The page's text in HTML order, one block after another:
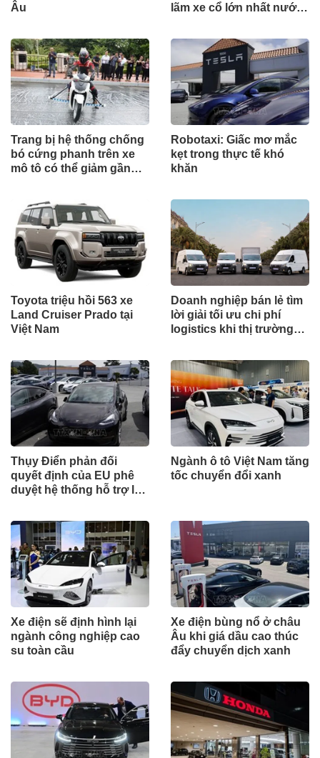
Âu
lãm xe cổ lớn nhất nước
Trang bị hệ thống chống
bó cứng phanh trên xe
mô tô có thể giảm gần
Robotaxi: Giấc mơ mắc
kẹt trong thực tế khó
khăn
Toyota triệu hồi 563 xe
Land Cruiser Prado tại
Việt Nam
Doanh nghiệp bán lẻ tìm
lời giải tối ưu chi phí
logistics khi thị trường
Thụy Điển phản đối
quyết định của EU phê
duyệt hệ thống hỗ trợ lái
Ngành ô tô Việt Nam tăng
tốc chuyển đổi xanh
Xe điện sẽ định hình lại
ngành công nghiệp cao
su toàn cầu
Xe điện bùng nổ ở châu
Âu khi giá dầu cao thúc
đẩy chuyển dịch xanh